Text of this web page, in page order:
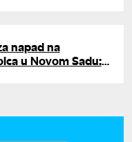
napad na
u Novom Sadu: